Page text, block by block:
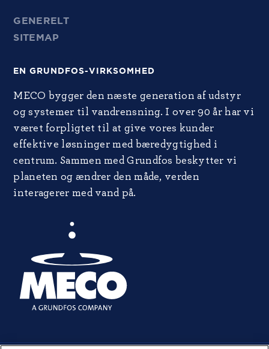
GENERELT
SITEMAP
EN GRUNDFOS-VIRKSOMHED
MECO bygger den næste generation af udstyr
og systemer til vandrensning. I over 90 år har vi
været forpligtet til at give vores kunder
effektive løsninger med bæredygtighed i
centrum. Sammen med Grundfos beskytter vi
planeten og ændrer den måde, verden
interagerer med vand på.